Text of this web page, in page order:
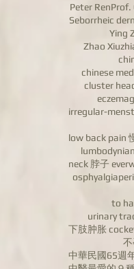
Peter RenProf.
Seborrheic
Ying
Zhao Xiuzhi
chinese
cluster
eczema
lumbodynia
osphyalgia
to
urinary